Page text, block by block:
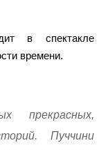
в спектакле
времени.
прекрасных,
Пуччини